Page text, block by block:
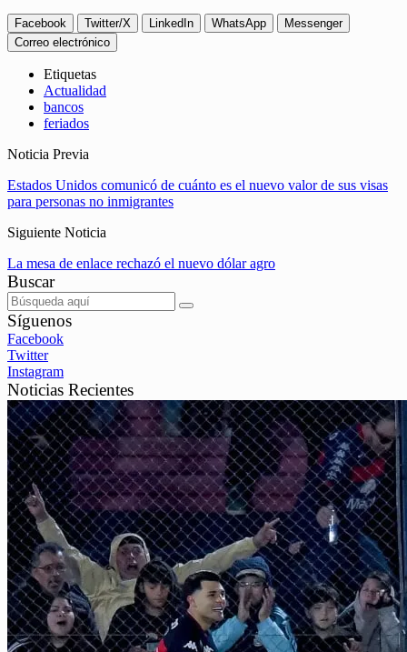
Facebook Twitter/X LinkedIn WhatsApp
Messenger
Correo electrónico
Etiquetas
Actualidad
bancos
feriados
Noticia Previa
Estados Unidos comunicó de cuánto es el nuevo valor de sus visas
para personas no inmigrantes
Siguiente Noticia
La mesa de enlace rechazó el nuevo dólar agro
Buscar
Síguenos
Facebook
Twitter
Instagram
Noticias Recientes